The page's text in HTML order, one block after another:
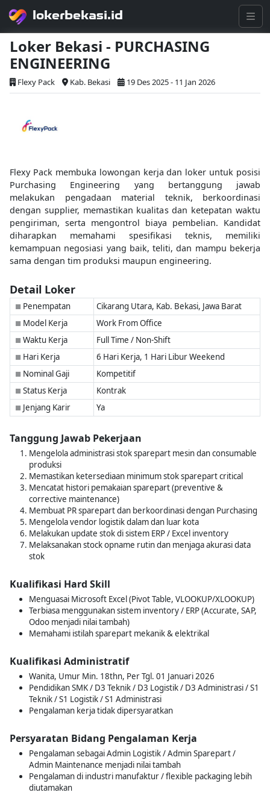
lokerbekasi.id
Loker Bekasi - PURCHASING
ENGINEERING
Flexy Pack Kab. Bekasi 19 Des 2025 - 11 Jan 2026
Flexy Pack membuka lowongan kerja dan loker untuk posisi
Purchasing Engineering yang bertanggung jawab
melakukan pengadaan material teknik, berkoordinasi
dengan supplier, memastikan kualitas dan ketepatan waktu
pengiriman, serta mengontrol biaya pembelian. Kandidat
diharapkan memahami spesifikasi teknis, memiliki
kemampuan negosiasi yang baik, teliti, dan mampu bekerja
sama dengan tim produksi maupun engineering.
Detail Loker
■ Penempatan Cikarang Utara, Kab. Bekasi, Jawa Barat
■ Model Kerja Work From Office
■ Waktu Kerja Full Time / Non-Shift
■ Hari Kerja 6 Hari Kerja, 1 Hari Libur Weekend
■ Nominal Gaji Kompetitif
■ Status Kerja Kontrak
■ Jenjang Karir Ya
Tanggung Jawab Pekerjaan
Mengelola administrasi stok sparepart mesin dan consumable
produksi
Memastikan ketersediaan minimum stok sparepart critical
Mencatat histori pemakaian sparepart (preventive &
corrective maintenance)
Membuat PR sparepart dan berkoordinasi dengan Purchasing
Mengelola vendor logistik dalam dan luar kota
Melakukan update stok di sistem ERP / Excel inventory
Melaksanakan stock opname rutin dan menjaga akurasi data
stok
Kualifikasi Hard Skill
Menguasai Microsoft Excel (Pivot Table, VLOOKUP/XLOOKUP)
Terbiasa menggunakan sistem inventory / ERP (Accurate, SAP,
Odoo menjadi nilai tambah)
Memahami istilah sparepart mekanik & elektrikal
Kualifikasi Administratif
Wanita, Umur Min. 18thn, Per Tgl. 01 Januari 2026
Pendidikan SMK / D3 Teknik / D3 Logistik / D3 Administrasi / S1
Teknik / S1 Logistik / S1 Administrasi
Pengalaman kerja tidak dipersyaratkan
Persyaratan Bidang Pengalaman Kerja
Pengalaman sebagai Admin Logistik / Admin Sparepart /
Admin Maintenance menjadi nilai tambah
Pengalaman di industri manufaktur / flexible packaging lebih
diutamakan